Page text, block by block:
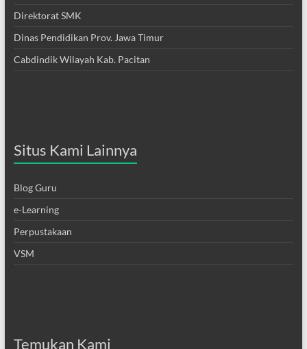
Direktorat SMK
Dinas Pendidikan Prov. Jawa Timur
Cabdindik Wilayah Kab. Pacitan
Situs Kami Lainnya
Blog Guru
e-Learning
Perpustakaan
VSM
Temukan Kami